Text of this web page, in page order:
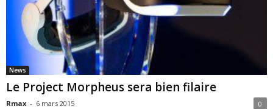
News
Le Project Morpheus sera bien filaire
Rmax - 6 mars 2015 0